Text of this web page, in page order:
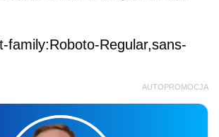
family:Roboto-Regular,sans-
AUTOPROMOCJA